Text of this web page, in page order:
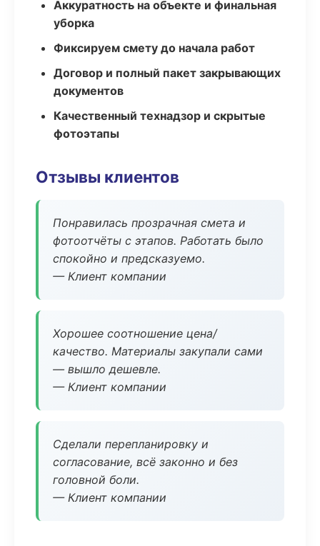
Аккуратность на объекте и финальная
уборка
Фиксируем смету до начала работ
Договор и полный пакет закрывающих
документов
Качественный технадзор и скрытые
фотоэтапы
Отзывы клиентов
Понравилась прозрачная смета и
фотоотчёты с этапов. Работать было
спокойно и предсказуемо.
— Клиент компании
Хорошее соотношение цена/
качество. Материалы закупали сами
— вышло дешевле.
— Клиент компании
Сделали перепланировку и
согласование, всё законно и без
головной боли.
— Клиент компании